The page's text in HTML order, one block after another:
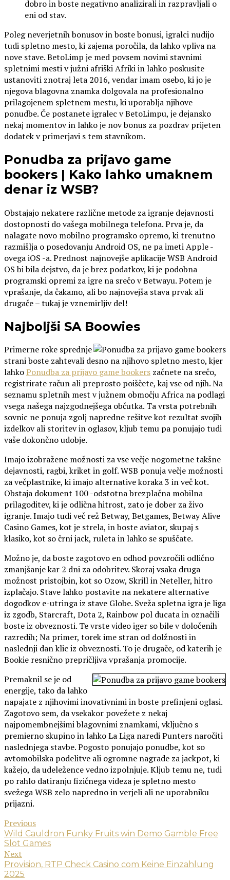
dobro in boste negativno analizirali in razpravljali o
eni od stav.
Poleg neverjetnih bonusov in boste bonusi, igralci nudijo
tudi spletno mesto, ki zajema poročila, da lahko vpliva na
nove stave. BetoLimp je med povsem novimi stavnimi
spletnimi mesti v južni afriški Afriki in lahko poskusite
ustanoviti znotraj leta 2016, vendar imam osebo, ki jo je
njegova blagovna znamka dolgovala na profesionalno
prilagojenem spletnem mestu, ki uporablja njihove
ponudbe. Če postanete igralec v BetoLimpu, je dejansko
nekaj momentov in lahko je nov bonus za pozdrav prijeten
dodatek v primerjavi s tem stavnikom.
Ponudba za prijavo game
bookers | Kako lahko umaknem
denar iz WSB?
Obstajajo nekatere različne metode za igranje dejavnosti
dostopnosti do vašega mobilnega telefona. Prva je, da
nalagate novo mobilno programsko opremo, ki trenutno
razmišlja o posedovanju Android OS, ne pa imeti Apple -
ovega iOS -a. Prednost najnovejše aplikacije WSB Android
OS bi bila dejstvo, da je brez podatkov, ki je podobna
programski opremi za igre na srečo v Betwayu. Potem je
vprašanje, da čakamo, ali bo najnovejša stava prvak ali
drugače – tukaj je vznemirljiv del!
Najboljši SA Boowies
Primerne roke sprednje
strani boste zahtevali desno na njihovo spletno mesto, kjer
lahkoPonudba za prijavo game bookers začnete na srečo,
registrirate račun ali preprosto poiščete, kaj vse od njih. Na
seznamu spletnih mest v južnem območju Africa na podlagi
vsega našega najzgodnejšega občutka. Ta vrsta potrebnih
sovnic ne ponuja zgolj napredne rešitve kot rezultat svojih
izdelkov ali storitev in oglasov, kljub temu pa ponujajo tudi
vaše dokončno udobje.
Imajo izobražene možnosti za vse večje nogometne takšne
dejavnosti, ragbi, kriket in golf. WSB ponuja večje možnosti
za večplastnike, ki imajo alternative koraka 3 in več kot.
Obstaja dokument 100 -odstotna brezplačna mobilna
prilagoditev, ki je odlična hitrost, zato je dober za živo
igranje. Imajo tudi več rež Betway, Betgames, Betway Alive
Casino Games, kot je strela, in boste aviator, skupaj s
klasiko, kot so črni jack, ruleta in lahko se spuščate.
Možno je, da boste zagotovo en odhod povzročili odlično
zmanjšanje kar 2 dni za odobritev. Skoraj vsaka druga
možnost pristojbin, kot so Ozow, Skrill in Neteller, hitro
izplačajo. Stave lahko postavite na nekatere alternative
dogodkov e-utringa iz stave Globe. Sveža spletna igra je liga
iz zgodb, Starcraft, Dota 2, Rainbow pol ducata in označili
boste iz obveznosti. Te vrste video iger so bile v določenih
razredih; Na primer, torek ime stran od dolžnosti in
naslednji dan klic iz obveznosti. To je drugače, od katerih je
Bookie resnično prepričljiva vprašanja promocije.
Premaknil se je od
energije, tako da lahko
napajate z njihovimi inovativnimi in boste prefinjeni oglasi.
Zagotovo sem, da vsekakor povežete z nekaj
najpomembnejšimi blagovnimi znamkami, vključno s
premierno skupino in lahko La Liga naredi Punters naročiti
naslednjega stavbe. Pogosto ponujajo ponudbe, kot so
avtomobilska podelitve ali ogromne nagrade za jackpot, ki
kažejo, da udeležence vedno izpolnjuje. Kljub temu ne, tudi
po rahlo datiranju fizičnega videza je spletno mesto
svežega WSB zelo napredno in verjeli ali ne uporabniku
prijazni.
Previous
Wild Cauldron Funky Fruits win Demo Gamble Free
Slot Games
Next
Provision, RTP Check Casino com Keine Einzahlung
2025